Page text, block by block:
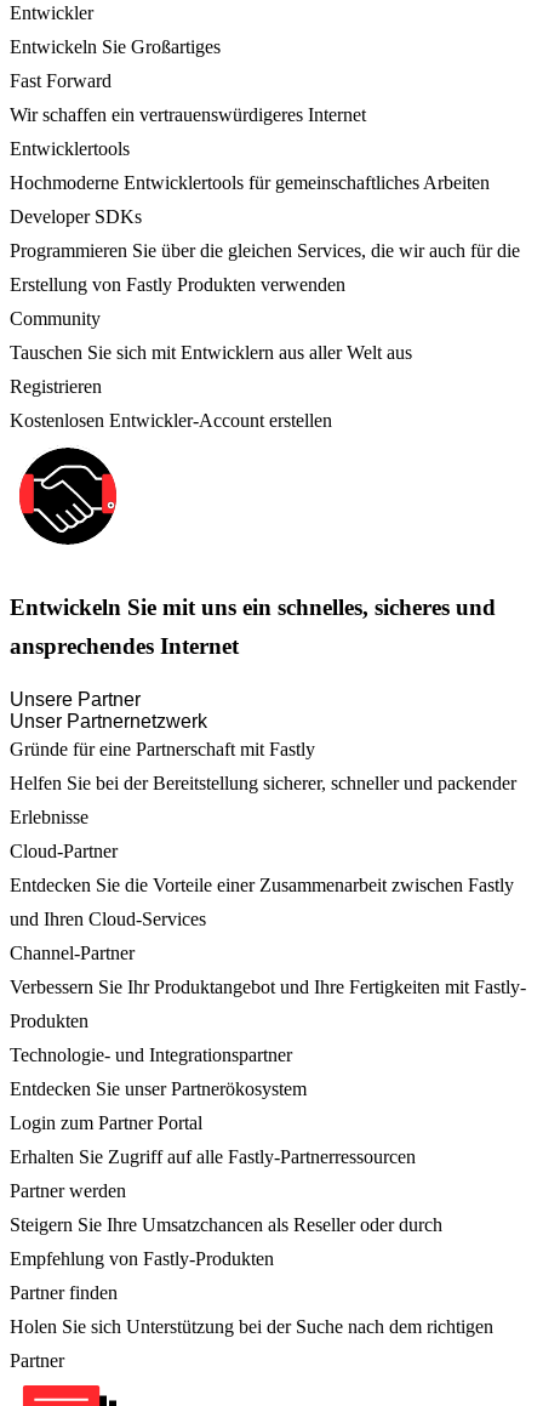
Entwickler
Entwickeln Sie Großartiges
Fast Forward
Wir schaffen ein vertrauenswürdigeres Internet
Entwicklertools
Hochmoderne Entwicklertools für gemeinschaftliches Arbeiten
Developer SDKs
Programmieren Sie über die gleichen Services, die wir auch für die
Erstellung von Fastly Produkten verwenden
Community
Tauschen Sie sich mit Entwicklern aus aller Welt aus
Registrieren
Kostenlosen Entwickler-Account erstellen
Entwickeln Sie mit uns ein schnelles, sicheres und
ansprechendes Internet
Unsere Partner
Unser Partnernetzwerk
Gründe für eine Partnerschaft mit Fastly
Helfen Sie bei der Bereitstellung sicherer, schneller und packender
Erlebnisse
Cloud-Partner
Entdecken Sie die Vorteile einer Zusammenarbeit zwischen Fastly
und Ihren Cloud-Services
Channel-Partner
Verbessern Sie Ihr Produktangebot und Ihre Fertigkeiten mit Fastly-
Produkten
Technologie- und Integrationspartner
Entdecken Sie unser Partnerökosystem
Login zum Partner Portal
Erhalten Sie Zugriff auf alle Fastly-Partnerressourcen
Partner werden
Steigern Sie Ihre Umsatzchancen als Reseller oder durch
Empfehlung von Fastly-Produkten
Partner finden
Holen Sie sich Unterstützung bei der Suche nach dem richtigen
Partner